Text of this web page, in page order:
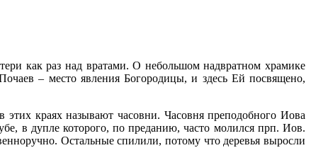
как раз над вратами. О небольшом надвратном храмике
– место явления Богородицы, и здесь Ей посвящено,
краях называют часовни. Часовня преподобного Иова
в дупле которого, по преданию, часто молился прп. Иов.
Остальные спилили, потому что деревья выросли